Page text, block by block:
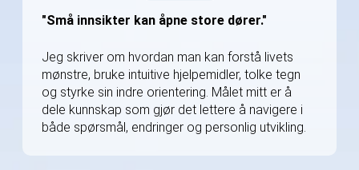
"Små innsikter kan åpne store dører."
Jeg skriver om hvordan man kan forstå livets
mønstre, bruke intuitive hjelpemidler, tolke tegn
og styrke sin indre orientering. Målet mitt er å
dele kunnskap som gjør det lettere å navigere i
både spørsmål, endringer og personlig utvikling.